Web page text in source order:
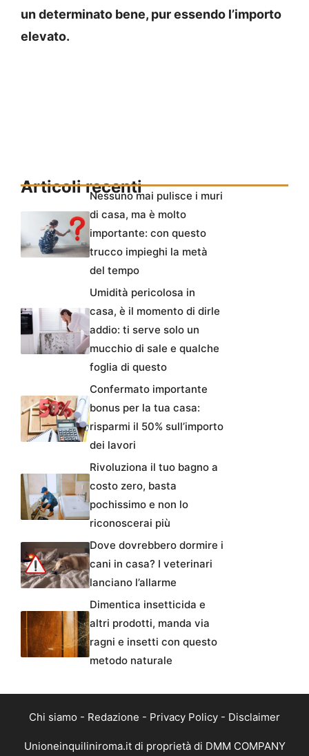
un determinato bene, pur essendo l’importo
elevato.
Articoli recentiNessuno mai pulisce i muri
di casa, ma è molto
importante: con questo
trucco impieghi la metà
del tempo
Umidità pericolosa in
casa, è il momento di dirle
addio: ti serve solo un
mucchio di sale e qualche
foglia di questo
Confermato importante
bonus per la tua casa:
risparmi il 50% sull’importo
dei lavori
Rivoluziona il tuo bagno a
costo zero, basta
pochissimo e non lo
riconoscerai più
Dove dovrebbero dormire i
cani in casa? I veterinari
lanciano l’allarme
Dimentica insetticida e
altri prodotti, manda via
ragni e insetti con questo
metodo naturale
Chi siamo - Redazione - Privacy Policy - Disclaimer
Unioneinquiliniroma.it di proprietà di DMM COMPANY